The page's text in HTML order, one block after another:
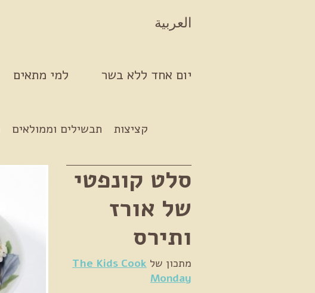
العربية
יום אחד ללא בשר למי מתאים
קציצות תבשילים וממולאים
סלט קונפטי
של אורז
ותירס
מתכון של The Kids Cook
Monday